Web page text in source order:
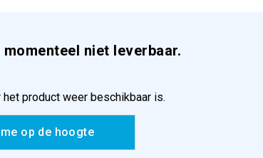
niet leverbaar.
het product weer beschikbaar is.
op de hoogte